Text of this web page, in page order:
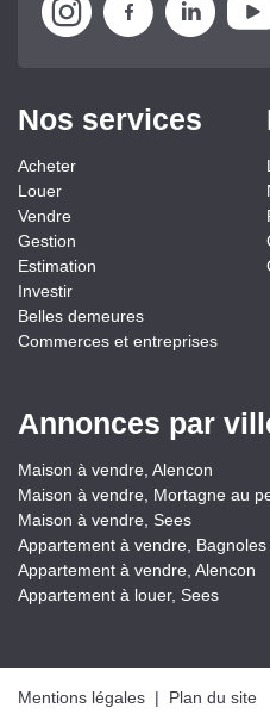
Nos services
Acheter
Louer
Vendre
Gestion
Estimation
Investir
Belles demeures
Commerces et entreprises
Annonces par
Maison à vendre, Alencon
Maison à vendre, Mortagne au
Maison à vendre, Sees
Appartement à vendre,
Appartement à vendre, Alencon
Appartement à louer, Sees
Mentions légales | Plan du site